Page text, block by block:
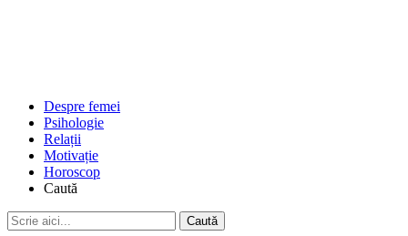
Despre femei
Psihologie
Relații
Motivație
Horoscop
Caută